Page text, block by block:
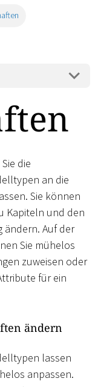
die
an die
Sie können
Kapiteln und den
ändern. Auf der
Sie mühelos
zuweisen oder
für ein
ändern
lassen
anpassen.